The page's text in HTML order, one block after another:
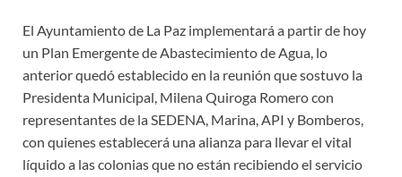
El Ayuntamiento de La Paz implementará a partir de hoy
un Plan Emergente de Abastecimiento de Agua, lo
anterior quedó establecido en la reunión que sostuvo la
Presidenta Municipal, Milena Quiroga Romero con
representantes de la SEDENA, Marina, API y Bomberos,
con quienes establecerá una alianza para llevar el vital
líquido a las colonias que no están recibiendo el servicio